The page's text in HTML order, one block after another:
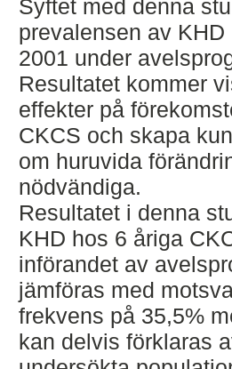
Syftet med denna
prevalensen av
2001 under
Resultatet kommer
effekter på
CKCS och skapa
om huruvida
nödvändiga.
Resultatet i denna
KHD hos 6 åriga
införandet av
jämföras med
frekvens på 35,5%
kan delvis förklaras